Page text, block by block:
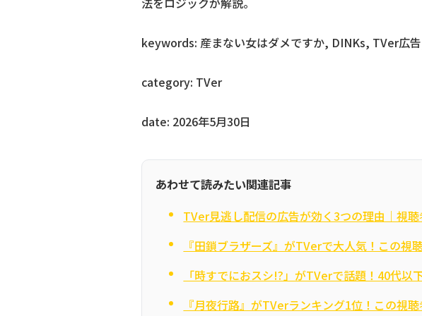
keywords: 産まない女はダメですか, DINKs, TVer広
category: TVer
date: 2026年5月30日
あわせて読みたい関連記事
TVer見逃し配信の広告が効く3つの理由｜視
『田鎖ブラザーズ』がTVerで大人気！この視
「時すでにおスシ!?」がTVerで話題！40代
『月夜行路』がTVerランキング1位！この視